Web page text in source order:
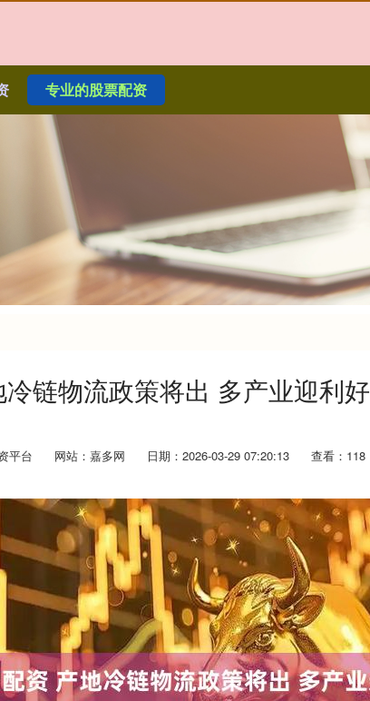
专业的股票配资
链物流政策将出 多产业迎利好
平台 网站：嘉多网 日期：2026-03-29 07:20:13 查看：118